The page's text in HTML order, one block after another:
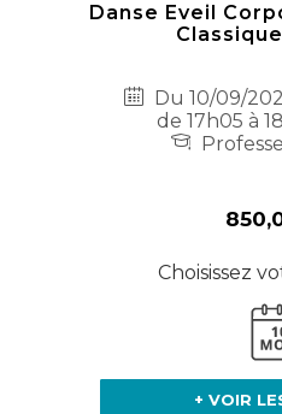
Danse Eveil
Du 10/09/
de 17h05 à
Choisissez
+ VOIR